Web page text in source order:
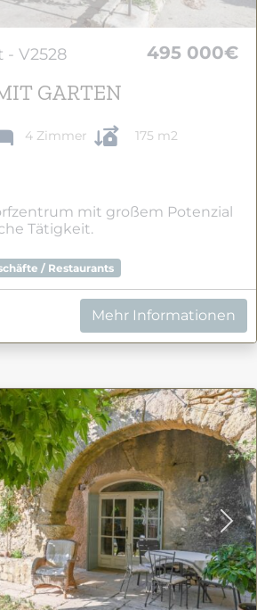
- V2528 495 000€
GARTEN
4 Zimmer 175 m2
mit großem Potenzial
Tätigkeit.
/ Restaurants
Mehr Informationen